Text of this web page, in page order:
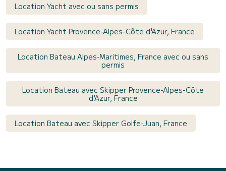
Location Yacht avec ou sans permis
Location Yacht Provence-Alpes-Côte d'Azur, France
Location Bateau Alpes-Maritimes, France avec ou sans
permis
Location Bateau avec Skipper Provence-Alpes-Côte
d'Azur, France
Location Bateau avec Skipper Golfe-Juan, France